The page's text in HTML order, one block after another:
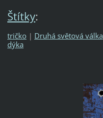
Štítky:
tričko | Druhá světová válka
dýka